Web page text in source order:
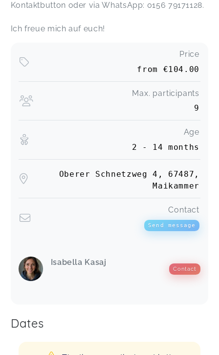
Kontaktbutton oder via WhatsApp: 0156 79171128.
Ich freue mich auf euch!
Price
from €104.00
Max. participants
9
Age
2 - 14 months
Oberer Schnetzweg 4, 67487,
Maikammer
Contact
Send message
Isabella Kasaj
Contact
Dates